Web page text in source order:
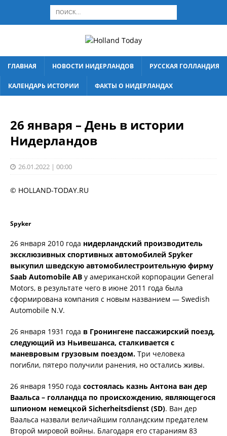
ГЛАВНАЯ НОВОСТИ НИДЕРЛАНДОВ РУССКАЯ ГОЛЛАНДИЯ
КАЛЕНДАРЬ ИСТОРИИ ФАКТЫ О НИДЕРЛАНДАХ
26 января – День в истории
Нидерландов
26.01.2022 | 00:00
© HOLLAND-TODAY.RU
Spyker
26 января 2010 года нидерландский производитель
эксклюзивных спортивных автомобилей Spyker
выкупил шведскую автомобилестроительную фирму
Saab Automobile AB у американской корпорации General
Motors, в результате чего в июне 2011 года была
сформирована компания с новым названием — Swedish
Automobile N.V.
26 января 1931 года в Гронингене пассажирский поезд,
следующий из Ньивешанса, сталкивается с
маневровым грузовым поездом. Три человека
погибли, пятеро получили ранения, но остались живы.
26 января 1950 года состоялась казнь Антона ван дер
Ваальса – голландца по происхождению, являющегося
шпионом немецкой Sicherheitsdienst (SD). Ван дер
Ваальса назвали величайшим голландским предателем
Второй мировой войны. Благодаря его стараниям 83